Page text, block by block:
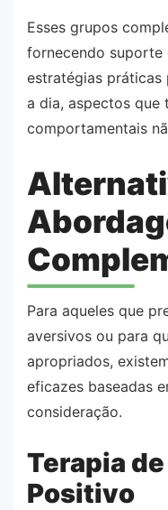
Esses grupos
fornecendo suporte
estratégias práticas
a dia, aspectos que
comportamentais
Para aqueles que
aversivos ou para
apropriados,
eficazes baseadas
consideração.
Terapia
Positivo